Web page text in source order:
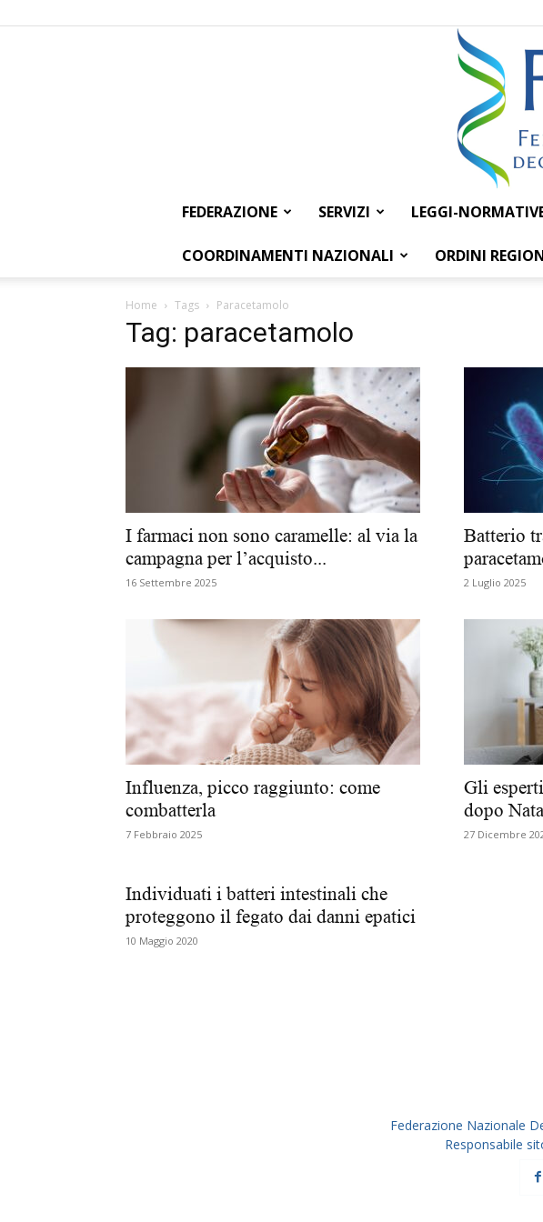
FEDERAZIONE SERVIZI LEGGI-
COORDINAMENTI NAZIONALI ORDINI
Home Tags Paracetamolo
Tag: paracetamolo
I farmaci non sono caramelle: al via la
campagna per l’acquisto...
16 Settembre 2025
Batterio
2 Luglio 2025
Influenza, picco raggiunto: come
combatterla
7 Febbraio 2025
Gli
dopo
27 Dicembre
Individuati i batteri intestinali che
proteggono il fegato dai danni epatici
10 Maggio 2020
Federazione Nazionale
Responsabile